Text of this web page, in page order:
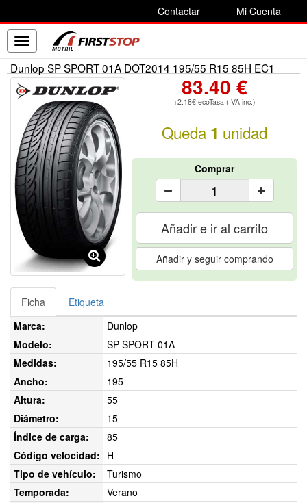
Contactar Mi Cuenta
Toggle
navigation
Dunlop SP SPORT 01A DOT2014 195/55 R15 85H EC1
83.40 €
+2.18€ ecoTasa (IVA inc.)
Queda 1 unidad
Comprar
Añadir e ir al carrito
Añadir y seguir comprando
Ficha
Etiqueta
Marca:
Dunlop
Modelo:
SP SPORT 01A
Medidas:
195/55 R15 85H
Ancho:
195
Altura:
55
Diámetro:
15
Índice de carga:
85
Código velocidad: H
Tipo de vehículo:
Turismo
Temporada:
Verano